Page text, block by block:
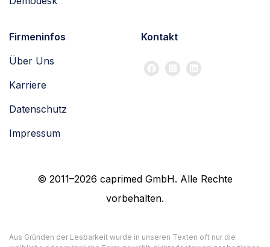
Firmeninfos
Über Uns
Karriere
Datenschutz
Impressum
Kontakt
© 2011–2026 caprimed GmbH. Alle Rechte
vorbehalten.
Aus Gründen der Lesbarkeit wurde in unseren Texten oft nur die